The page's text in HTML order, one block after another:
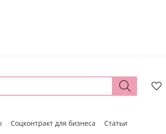
Соцконтракт для бизнеса Статьи